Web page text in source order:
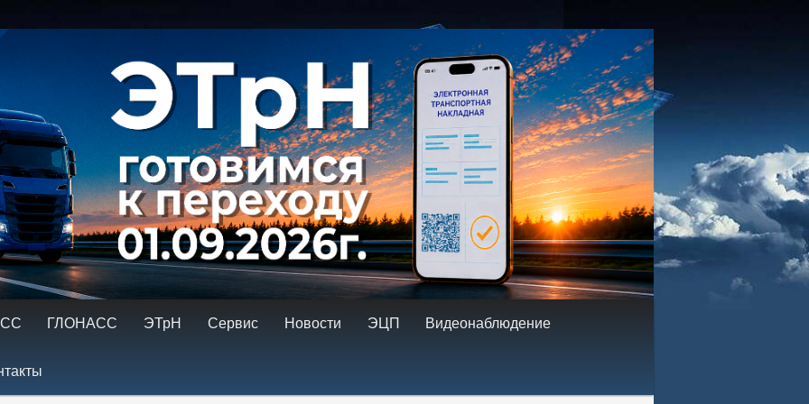
тахографов. Ремонт тахографов. ГЛОНАСС, контроль топлива.
ГЛОНАСС ЭТрН Сервис Новости ЭЦП Видеонаблюдение